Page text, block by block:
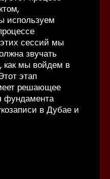
используем
сессий мы
звучать
как мы войдем в
этап
решающее
фундамента
в Дубае и